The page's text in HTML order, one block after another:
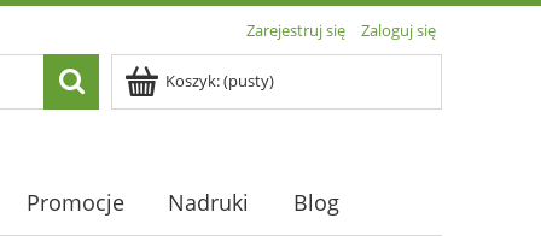
Zarejestruj się Zaloguj się
Koszyk:(pusty)
Promocje Nadruki Blog